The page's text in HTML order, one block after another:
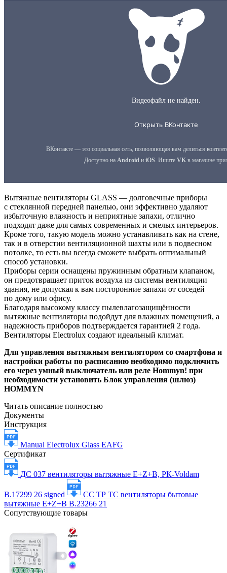
Вытяжные вентиляторы GLASS — долговечные приборы
с стеклянной передней панелью, они эффективно удаляют
избыточную влажность и неприятные запахи, отлично
подходят даже для самых современных и смелых интерьеров.
Кроме того, такую модель можно устанавливать как на стене,
так и в отверстии вентиляционной шахты или в подвесном
потолке, то есть вы всегда сможете выбрать оптимальный
способ установки.
Приборы серии оснащены пружинным обратным клапаном,
он предотвращает приток воздуха из системы вентиляции
здания, не допуская к вам посторонние запахи от соседей
по дому или офису.
Благодаря высокому классу пылевлагозащищённости
вытяжные вентиляторы подойдут для влажных помещений, а
надежность приборов подтверждается гарантией 2 года.
Вентиляторы Electrolux создают идеальный климат.
Для управления вытяжным вентилятором со смартфона и
настройки работы по расписанию необходимо подключить
его через умный выключатель или реле Hommyn! при
необходимости установить Блок управления (шлюз)
HOMMYN
Читать описание полностью
Документы
Инструкция
Manual Electrolux Glass EAFG
Сертификат
ДС 037 вентиляторы вытяжные E+Z+B, РК-Voldam
В.17299 26 signed
СС ТР ТС вентиляторы бытовые
вытяжные E+Z+B B.23266 21
Сопутствующие товары